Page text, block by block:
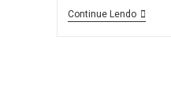
Continue Lendo